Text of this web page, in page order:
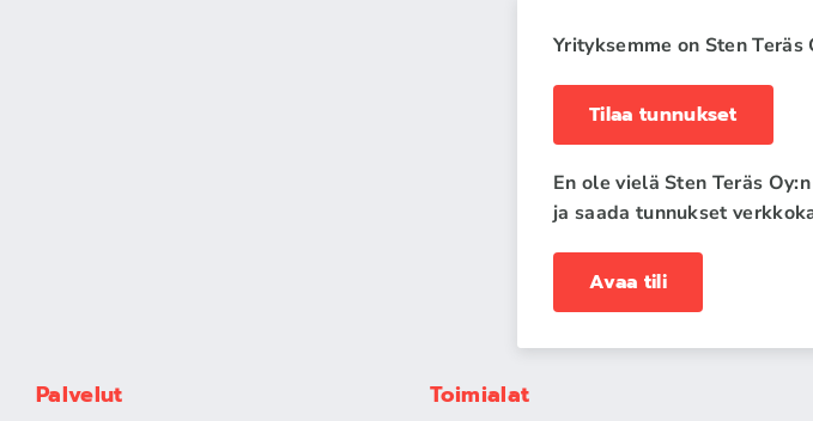
Yrityksemme on Sten Teräs
Tilaa tunnukset
En ole vielä Sten Teräs
ja saada tunnukset
Avaa tili
Palvelut Toimialat